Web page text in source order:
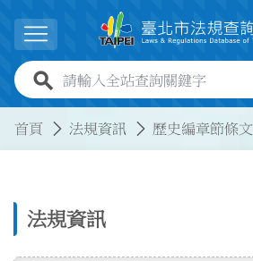
展開選單
全站查詢關鍵字欄位
首頁 法規資訊 歷史編章節條文
法規資訊